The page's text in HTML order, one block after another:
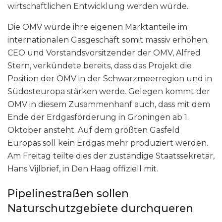
wirtschaftlichen Entwicklung werden würde.
Die OMV würde ihre eigenen Marktanteile im
internationalen Gasgeschäft somit massiv erhöhen.
CEO und Vorstandsvorsitzender der OMV, Alfred
Stern, verkündete bereits, dass das Projekt die
Position der OMV in der Schwarzmeerregion und in
Südosteuropa stärken werde. Gelegen kommt der
OMV in diesem Zusammenhanf auch, dass mit dem
Ende der Erdgasförderung in Groningen ab 1.
Oktober ansteht. Auf dem größten Gasfeld
Europas soll kein Erdgas mehr produziert werden.
Am Freitag teilte dies der zuständige Staatssekretär,
Hans Vijlbrief, in Den Haag offiziell mit.
Pipelinestraßen sollen
Naturschutzgebiete durchqueren